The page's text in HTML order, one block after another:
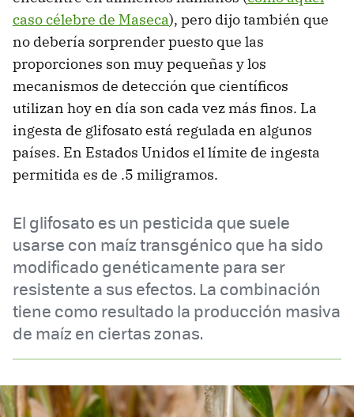
caso célebre de Maseca), pero dijo también que
no debería sorprender puesto que las
proporciones son muy pequeñas y los
mecanismos de detección que científicos
utilizan hoy en día son cada vez más finos. La
ingesta de glifosato está regulada en algunos
países. En Estados Unidos el límite de ingesta
permitida es de .5 miligramos.
El glifosato es un pesticida que suele
usarse con maíz transgénico que ha sido
modificado genéticamente para ser
resistente a sus efectos. La combinación
tiene como resultado la producción masiva
de maíz en ciertas zonas.